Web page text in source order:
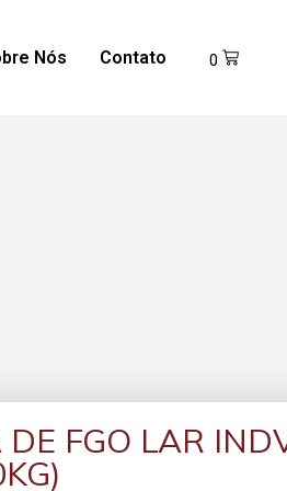
Nós Contato 0
DE FGO LAR